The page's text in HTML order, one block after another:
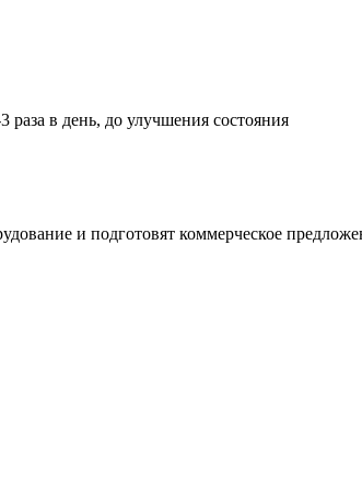
в день, до улучшения состояния
и подготовят коммерческое